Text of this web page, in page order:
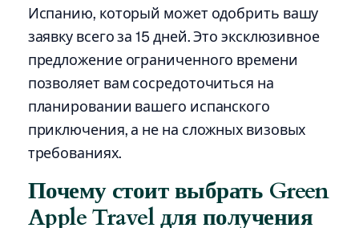
Испанию, который может одобрить вашу
заявку всего за 15 дней. Это эксклюзивное
предложение ограниченного времени
позволяет вам сосредоточиться на
планировании вашего испанского
приключения, а не на сложных визовых
требованиях.
Почему стоит выбрать Green
Apple Travel для получения